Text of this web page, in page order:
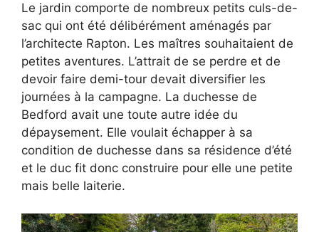
Le jardin comporte de nombreux petits culs-de-
sac qui ont été délibérément aménagés par
l’architecte Rapton. Les maîtres souhaitaient de
petites aventures. L’attrait de se perdre et de
devoir faire demi-tour devait diversifier les
journées à la campagne. La duchesse de
Bedford avait une toute autre idée du
dépaysement. Elle voulait échapper à sa
condition de duchesse dans sa résidence d’été
et le duc fit donc construire pour elle une petite
mais belle laiterie.